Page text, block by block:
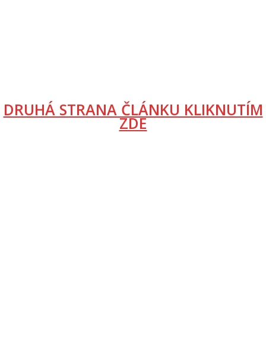
DRUHÁ STRANA ČLÁNKU KLIKNUTÍM
ZDE